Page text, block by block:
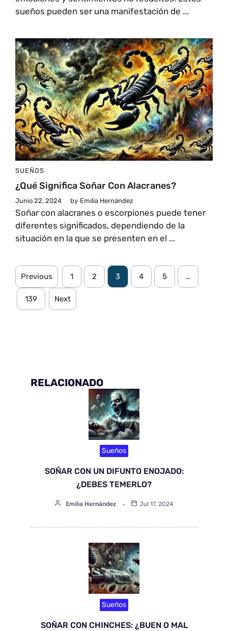
sueños pueden ser una manifestación de ...
SUEÑOS
¿Qué Significa Soñar Con Alacranes?
Junio 22, 2024 by Emilia Hernández
Soñar con alacranes o escorpiones puede tener
diferentes significados, dependiendo de la
situación en la que se presenten en el ...
Previous 1 2 3 4 5 …
139 Next
RELACIONADO
Sueños
SOÑAR CON UN DIFUNTO ENOJADO:
¿DEBES TEMERLO?
Emilia Hernández Jul 17, 2024
Sueños
SOÑAR CON CHINCHES: ¿BUEN O MAL